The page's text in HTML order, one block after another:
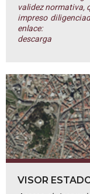
validez normativa,
impreso
enlace:
descarga
VISOR